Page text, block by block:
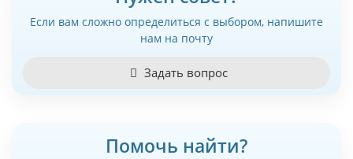
Если вам сложно определиться с выбором, напишите
нам на почту
Задать вопрос
Помочь найти?